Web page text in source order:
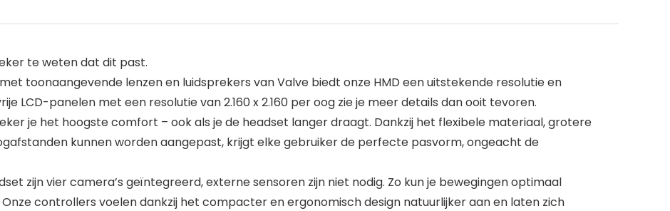
te weten dat dit past.
toonaangevende lenzen en luidsprekers van Valve biedt onze HMD een uitstekende resolutie en
LCD-panelen met een resolutie van 2.160 x 2.160 per oog zie je meer details dan ooit tevoren.
je het hoogste comfort – ook als je de headset langer draagt. Dankzij het flexibele materiaal, grotere
kunnen worden aangepast, krijgt elke gebruiker de perfecte pasvorm, ongeacht de
zijn vier camera’s geïntegreerd, externe sensoren zijn niet nodig. Zo kun je bewegingen optimaal
controllers voelen dankzij het compacter en ergonomisch design natuurlijker aan en laten zich